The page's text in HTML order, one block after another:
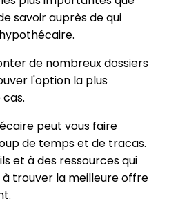
savoir auprès de qui
de nombreux dossiers
l'option la plus
peut vous faire
de temps et de tracas.
et à des ressources qui
trouver la meilleure offre